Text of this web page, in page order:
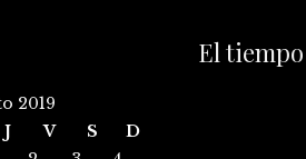
2019
J V S
D
El